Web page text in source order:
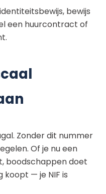
bewijs
een huurcontract of
Zonder dit nummer
Of je nu een
boodschappen doet
koopt — je NIF is